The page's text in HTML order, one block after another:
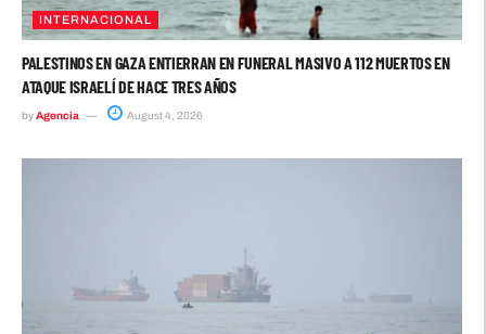
INTERNACIONAL
PALESTINOS EN GAZA ENTIERRAN EN FUNERAL MASIVO A 112 MUERTOS EN
ATAQUE ISRAELÍ DE HACE TRES AÑOS
byAgencia August 4, 2026